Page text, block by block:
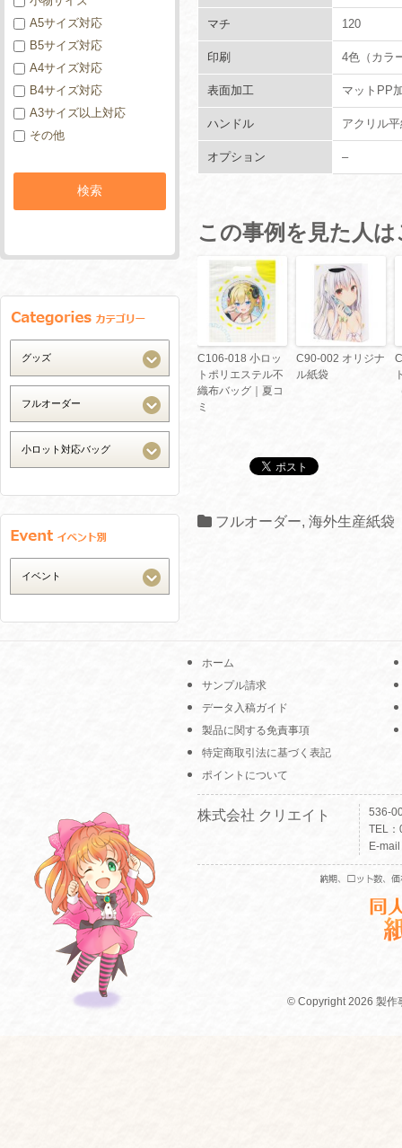
マチ 120
印刷 4色（カラ
表面加工 マットPP
ハンドル アクリル
オプション –
この事例を見た人
C106-018 小ロッ
トポリエステル不
織布バッグ｜夏コ
ミ
C90-002 オリジナ
ル紙袋
フルオーダー, 海外生産紙袋
A5サイズ対応
B5サイズ対応
A4サイズ対応
B4サイズ対応
A3サイズ以上対応
その他
ホーム
サンプル請求
データ入稿ガイド
製品に関する免責事項
特定商取引法に基づく表記
ポイントについて
株式会社 クリエイト
536-
TEL
E-
© Copyright 2026 製作